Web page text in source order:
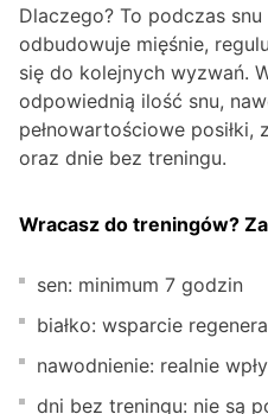
Dlaczego? To podczas
odbudowuje mięśnie,
się do kolejnych wyzwań.
odpowiednią ilość snu,
pełnowartościowe posiłki,
oraz dnie bez treningu.
Wracasz do treningów?
sen: minimum 7 godzin
białko: wsparcie
nawodnienie: realnie
dni bez treningu: nie są